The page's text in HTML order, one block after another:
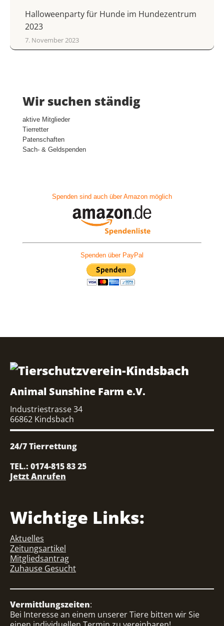
Halloweenparty für Hunde im Hundezentrum
2023
7. November 2023
Wir suchen ständig
aktive Mitglieder
Tierretter
Patenschaften
Sach- & Geldspenden
Spenden sind auch über Amazon möglich
Spenden über PayPal
Animal Sunshine Farm e.V.
Industriestrasse 34
66862 Kindsbach
24/7 Tierrettung
TEL.: 0174-815 83 25
Jetzt Anrufen
Wichtige Links:
Aktuelles
Zeitungsartikel
Mitgliedsantrag
Zuhause Gesucht
Vermittlungszeiten:
Bei Interesse an einem unserer Tiere bitten wir Sie